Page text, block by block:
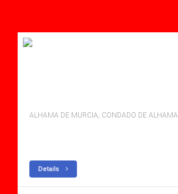
ALHAMA DE MURCIA, CONDADO DE ALHAMA
Details